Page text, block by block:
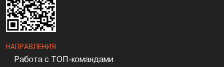
НАПРАВЛЕНИЯ
Работа с ТОП-командами